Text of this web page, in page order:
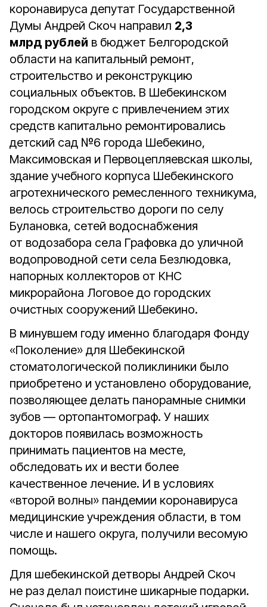
коронавируса депутат Государственной
Думы Андрей Скоч направил 2,3
млрд рублей в бюджет Белгородской
области на капитальный ремонт,
строительство и реконструкцию
социальных объектов. В Шебекинском
городском округе с привлечением этих
средств капитально ремонтировались
детский сад №6 города Шебекино,
Максимовская и Первоцепляевская школы,
здание учебного корпуса Шебекинского
агротехнического ремесленного техникума,
велось строительство дороги по селу
Булановка, сетей водоснабжения
от водозабора села Графовка до уличной
водопроводной сети села Безлюдовка,
напорных коллекторов от КНС
микрорайона Логовое до городских
очистных сооружений Шебекино.
В минувшем году именно благодаря Фонду
«Поколение» для Шебекинской
стоматологической поликлиники было
приобретено и установлено оборудование,
позволяющее делать панорамные снимки
зубов — ортопантомограф. У наших
докторов появилась возможность
принимать пациентов на месте,
обследовать их и вести более
качественное лечение. И в условиях
«второй волны» пандемии коронавируса
медицинские учреждения области, в том
числе и нашего округа, получили весомую
помощь.
Для шебекинской детворы Андрей Скоч
не раз делал поистине шикарные подарки.